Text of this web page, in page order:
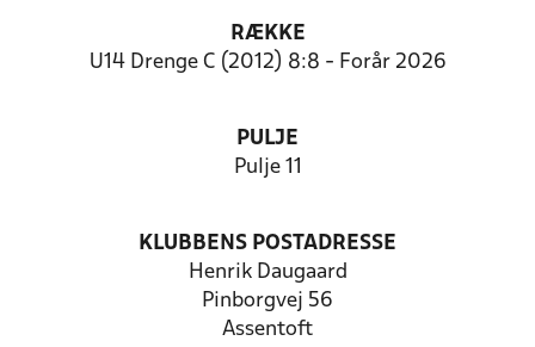
RÆKKE
U14 Drenge C (2012) 8:8 - Forår 2026
PULJE
Pulje 11
KLUBBENS POSTADRESSE
Henrik Daugaard
Pinborgvej 56
Assentoft